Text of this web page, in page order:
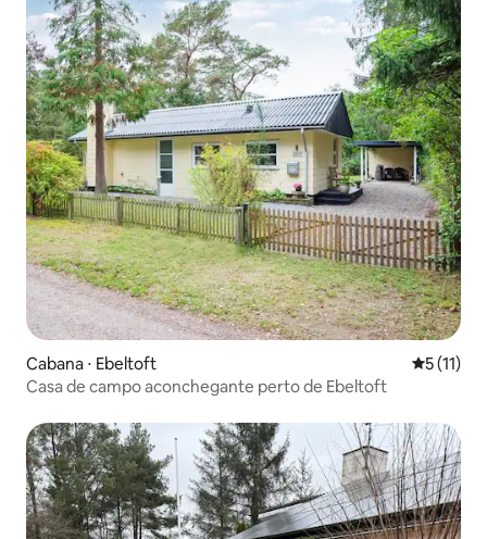
Cabana ⋅ Ebeltoft 5 de uma
5 (11)
Casa de campo aconchegante perto de Ebeltoft